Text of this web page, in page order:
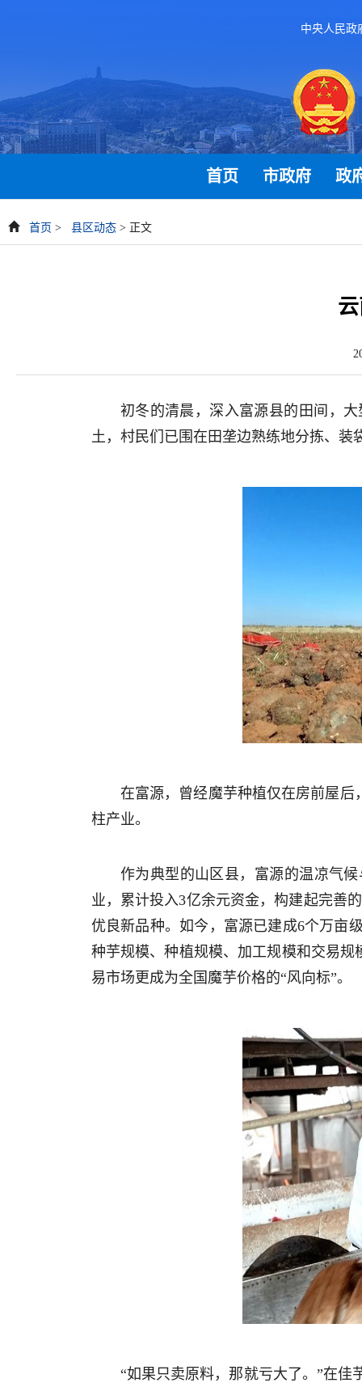
中央人民政
首页 市政府 政
首页 > 县区动态 > 正文
初冬的清晨，深入富源县的田间，
土，村民们已围在田垄边熟练地分拣、装
在富源，曾经魔芋种植仅在房前屋后
柱产业。
作为典型的山区县，富源的温凉气
业，累计投入3亿余元资金，构建起完善
优良新品种。如今，富源已建成6个万亩
种芋规模、种植规模、加工规模和交易
易市场更成为全国魔芋价格的“风向标”。
“如果只卖原料，那就亏大了。”在